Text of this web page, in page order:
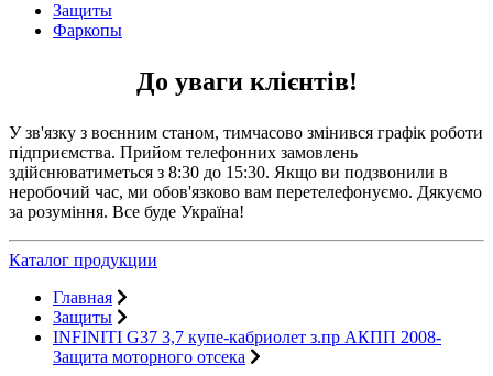
Защиты
Фаркопы
До уваги клієнтів!
У зв'язку з воєнним станом, тимчасово змінився графік роботи
підприємства. Прийом телефонних замовлень
здійснюватиметься з 8:30 до 15:30. Якщо ви подзвонили в
неробочий час, ми обов'язково вам перетелефонуємо. Дякуємо
за розуміння. Все буде Україна!
Каталог продукции
Главная
Защиты
INFINITI G37 3,7 купе-кабриолет з.пр АКПП 2008-
Защита моторного отсека